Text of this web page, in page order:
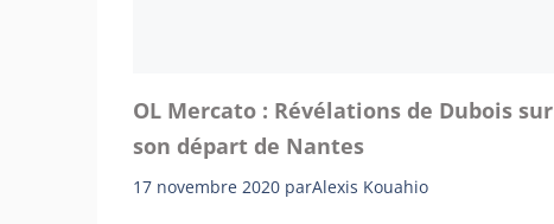
OL Mercato : Révélations de Dubois sur
son départ de Nantes
17 novembre 2020 parAlexis Kouahio